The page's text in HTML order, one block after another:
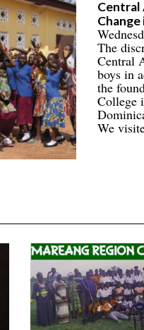
Central
The
Central
boys in
the
College
We